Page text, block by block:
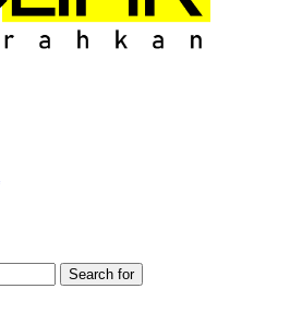
Search for